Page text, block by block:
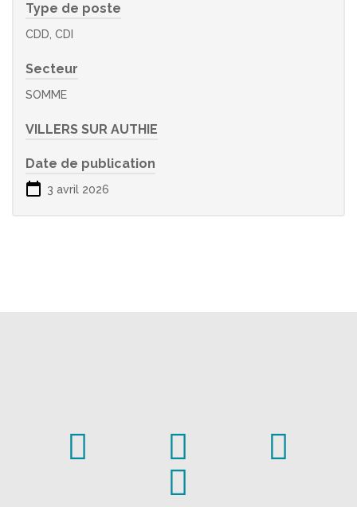
Type de poste
CDD, CDI
Secteur
SOMME
VILLERS SUR AUTHIE
Date de publication
3 avril 2026
 

